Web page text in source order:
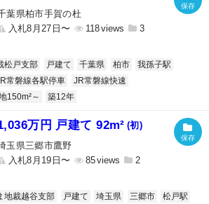
葉県柏市手賀の杜
入札8月27日〜
118 3
松戸支部 戸建て 千葉県 柏市
我孫子駅
常磐線各駅停車
JR常磐線快速
150m²～ 築12年
万円 戸建て 92m² (初)
玉県三郷市鷹野
入札8月19日〜
85 2
地裁越谷支部 戸建て 埼玉県 三郷市
松戸駅